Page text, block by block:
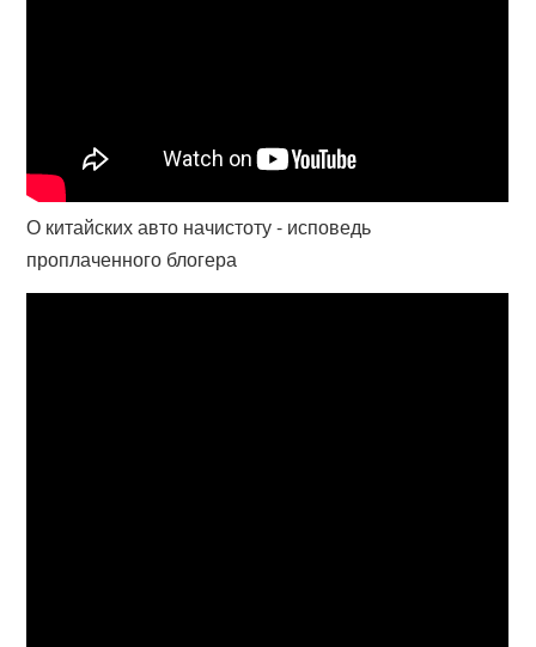
О китайских авто начистоту - исповедь
проплаченного блогера